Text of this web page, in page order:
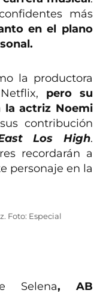
más
en el plano
la productora
pero su
la actriz Noemi
contribución
Los High.
recordarán a
personaje en la
Foto: Especial
Selena, AB